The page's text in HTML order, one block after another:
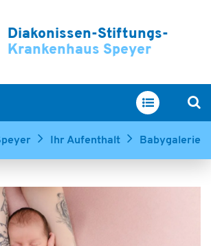
Diakonissen-Stiftungs-
Krankenhaus Speyer
Ihr Aufenthalt Babygalerie